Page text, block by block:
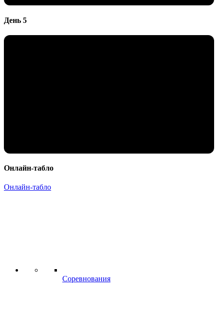
День 5
Онлайн-табло
Онлайн-табло
Соревнования